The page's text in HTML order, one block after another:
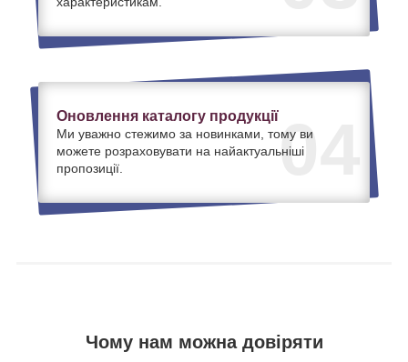
04
Оновлення каталогу продукції
Ми уважно стежимо за новинками, тому ви
можете розраховувати на найактуальніші
пропозиції.
Чому нам можна довіряти